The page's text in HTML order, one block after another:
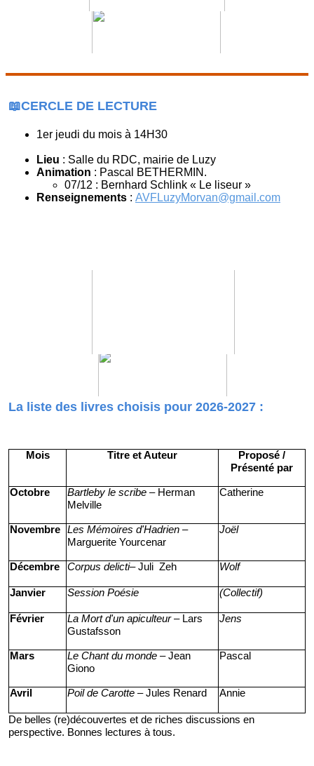
📖CERCLE DE LECTURE
1er jeudi du mois à 14H30
Lieu : Salle du RDC, mairie de Luzy
Animation : Pascal BETHERMIN.
07/12 : Bernhard Schlink « Le liseur »
Renseignements : AVFLuzyMorvan@gmail.com
La liste des livres choisis pour 2026-2027 :
Mois Titre et Auteur
Proposé /
Présenté par
Octobre Bartleby le scribe – Herman
Melville
Catherine
Novembre Les Mémoires d'Hadrien –
Marguerite Yourcenar
Joël
Décembre Corpus delicti– Juli Zeh Wolf
Janvier Session Poésie (Collectif)
Février La Mort d'un apiculteur– Lars
Gustafsson
Jens
Mars Le Chant du monde – Jean
Giono
Pascal
Avril Poil de Carotte – Jules Renard Annie
De belles (re)découvertes et de riches discussions en
perspective. Bonnes lectures à tous.